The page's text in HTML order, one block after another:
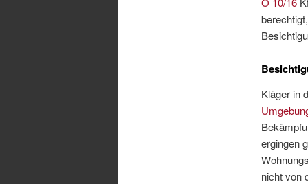
Kläger in
ergingen
nicht von